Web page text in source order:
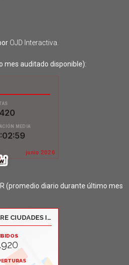
OJD Interactiva.
mes auditado disponible):
(promedio diario durante último mes